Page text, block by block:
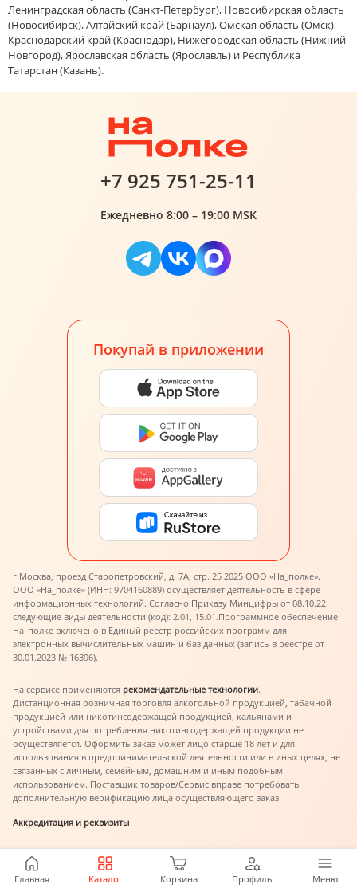
Главная Каталог Корзина Профиль Меню
Ленинградская область (Санкт-Петербург), Новосибирская область
(Новосибирск), Алтайский край (Барнаул), Омская область (Омск),
Краснодарский край (Краснодар), Нижегородская область (Нижний
Новгород), Ярославская область (Ярославль) и Республика
Татарстан (Казань).
+7 925 751-25-11
Ежедневно 8:00 – 19:00 MSK
Покупай в приложении
г Москва, проезд Старопетровский, д. 7А, стр. 25 2025 ООО «На_полке».
ООО «На_полке» (ИНН: 9704160889) осуществляет деятельность в сфере
информационных технологий. Согласно Приказу Минцифры от 08.10.22
следующие виды деятельности (код): 2.01, 15.01.Программное обеспечение
На_полке включено в Единый реестр российских программ для
электронных вычислительных машин и баз данных (запись в реестре от
30.01.2023 № 16396).
На сервисе применяются рекомендательные технологии.
Дистанционная розничная торговля алкогольной продукцией, табачной
продукцией или никотинсодержащей продукцией, кальянами и
устройствами для потребления никотинсодержащей продукции не
осуществляется. Оформить заказ может лицо старше 18 лет и для
использования в предпринимательской деятельности или в иных целях, не
связанных с личным, семейным, домашним и иным подобным
использованием. Поставщик товаров/Сервис вправе потребовать
дополнительную верификацию лица осуществляющего заказ.
Аккредитация и реквизиты